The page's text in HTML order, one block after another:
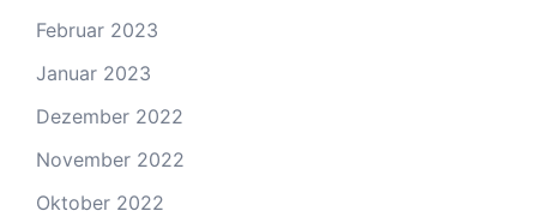
Februar 2023
Januar 2023
Dezember 2022
November 2022
Oktober 2022